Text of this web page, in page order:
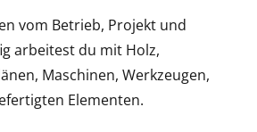
vom Betrieb, Projekt und
arbeitest du mit Holz,
Maschinen, Werkzeugen,
Elementen.